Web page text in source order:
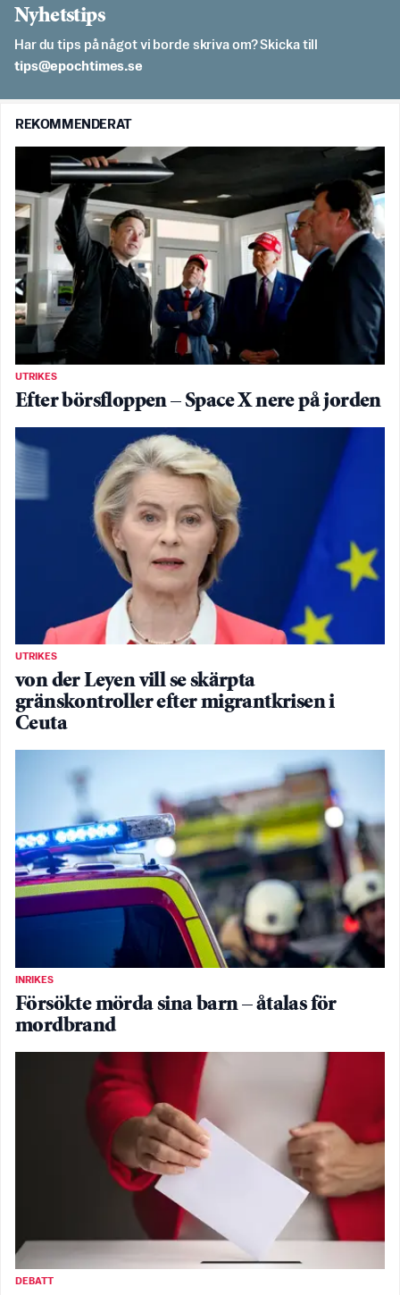
Nyhetstips
Har du tips på något vi borde skriva om? Skicka till
es.semithcope@spit
REKOMMENDERAT
UTRIKES
Efter börsfloppen – Space X nere på jorden
UTRIKES
von der Leyen vill se skärpta
gränskontroller efter migrantkrisen i
Ceuta
INRIKES
Försökte mörda sina barn – åtalas för
mordbrand
DEBATT